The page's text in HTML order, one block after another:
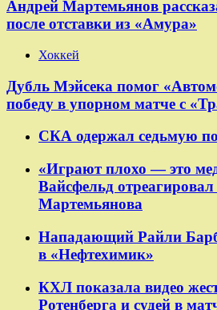
Андрей Мартемьянов
после отставки из «Амура»
Хоккей
Дубль Мэйсека помог
победу в упорном матче с
СКА одержал седьмую
«Играют плохо — это
Вайсфельд
Мартемьянова
Нападающий Райли
в «Нефтехимик»
КХЛ показала видео
Ротенберга и судей в